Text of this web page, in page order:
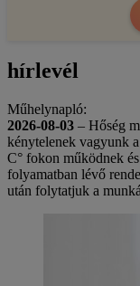
hírlevél
Műhelynapló:
2026-08-03 – Hőség
kénytelenek vagyunk
C° fokon működnek
folyamatban lévő
után folytatjuk a